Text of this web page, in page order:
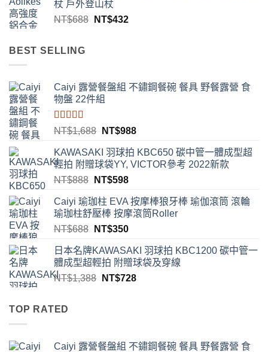
NT$29,888。
杖 戶外登山杖
NT$688 原
NT$432目
BEST SELLING
Caiyi 露營餐盤組 不鏽鋼餐碗 餐具 野餐露營 食
物盤 22件組
評分4.00
滿分 5
NT$1,688 原
價
格：
NT$1,688。
NT$988目
價
格：
KAWASAKI 羽球拍 KBC650 碳中管一體成型超
輕拍 附贈球袋YY, VICTOR參考 2022新款
NT$888 原
價
格：
NT$888。
NT$598目
價
格：
NT$598。
Caiyi 瑜珈柱 EVA 按摩棒狼牙棒 瑜伽滾筒 滾輪
瑜珈柱舒壓棒 按摩滾筒Roller
NT$688 原
價
格：
NT$688。
NT$350目
價
格：
NT$350。
日本名牌KAWASAKI 羽球拍 KBC1200 碳中管一
體成型超輕拍 附贈球袋及穿線
NT$1,388 原
NT$728目
TOP RATED
Caiyi 露營餐盤組 不鏽鋼餐碗 餐具 野餐露營 食